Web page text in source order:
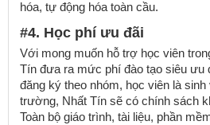
hóa, tự động hóa toàn cầu.
#4. Học phí ưu đãi
Với mong muốn hỗ trợ học viên
Tín đưa ra mức phí đào tạo siêu ưu
đăng ký theo nhóm, học viên là
trường, Nhất Tín sẽ có chính sách
Toàn bộ giáo trình, tài liệu, phần